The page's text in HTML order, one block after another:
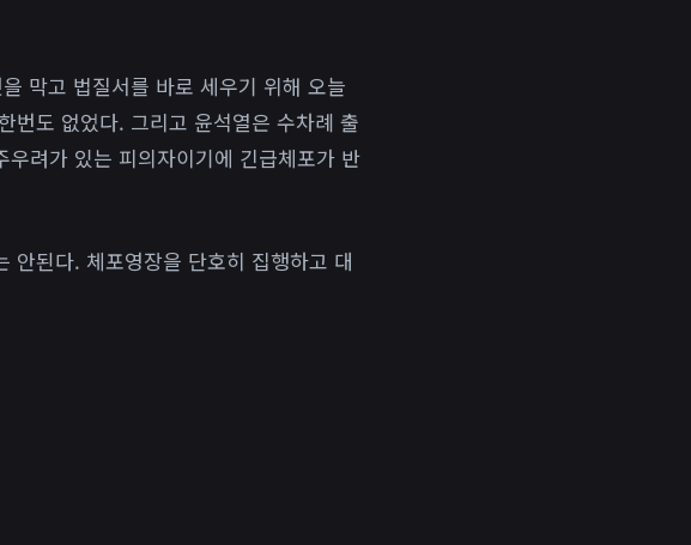
막고 법질서를 바로 세우기 위해 오늘
번도 없었다. 그리고 윤석열은 수차례 출
려가 있는 피의자이기에 긴급체포가 반
안된다. 체포영장을 단호히 집행하고 대